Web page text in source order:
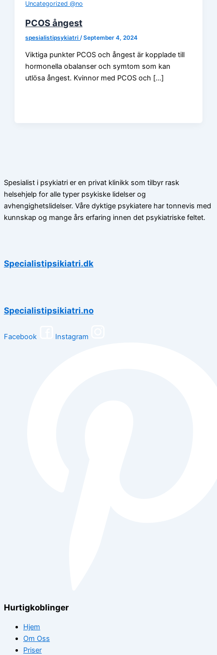
Uncategorized @no
PCOS ångest
spesialistipsykiatri/September 4, 2024
Viktiga punkter PCOS och ångest är kopplade till
hormonella obalanser och symtom som kan
utlösa ångest. Kvinnor med PCOS och […]
Spesialist i psykiatri er en privat klinikk som tilbyr rask
helsehjelp for alle typer psykiske lidelser og
avhengighetslidelser. Våre dyktige psykiatere har tonnevis med
kunnskap og mange års erfaring innen det psykiatriske feltet.
Specialistipsikiatri.dk
Specialistipsikiatri.no
Facebook Instagram
Hurtigkoblinger
Hjem
Om Oss
Priser